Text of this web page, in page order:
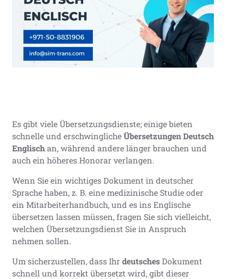
Es gibt viele Übersetzungsdienste; einige bieten
schnelle und erschwinglicheÜbersetzungen Deutsch
Englischan, während andere länger brauchen und
auch ein höheres Honorar verlangen.
Wenn Sie ein wichtiges Dokument in deutscher
Sprache haben, z. B. eine medizinische Studie oder
ein Mitarbeiterhandbuch, und es ins Englische
übersetzen lassen müssen, fragen Sie sich vielleicht,
welchen Übersetzungsdienst Sie in Anspruch
nehmen sollen.
Um sicherzustellen, dass IhrdeutschesDokument
schnell und korrekt übersetzt wird, gibt dieser